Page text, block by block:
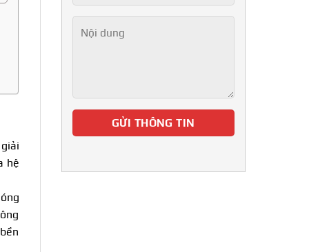
hệ